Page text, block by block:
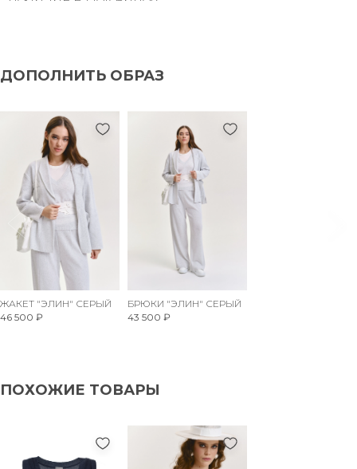
ДОПОЛНИТЬ ОБРАЗ
ЖАКЕТ "ЭЛИН" СЕРЫЙ
46 500 ₽
БРЮКИ "ЭЛИН" СЕРЫЙ
43 500 ₽
ПОХОЖИЕ ТОВАРЫ